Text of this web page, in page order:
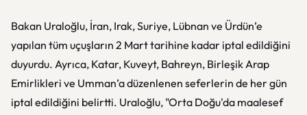
Bakan Uraloğlu, İran, Irak, Suriye, Lübnan ve Ürdün’e
yapılan tüm uçuşların 2 Mart tarihine kadar iptal edildiğini
duyurdu. Ayrıca, Katar, Kuveyt, Bahreyn, Birleşik Arap
Emirlikleri ve Umman’a düzenlenen seferlerin de her gün
iptal edildiğini belirtti. Uraloğlu, "Orta Doğu'da maalesef